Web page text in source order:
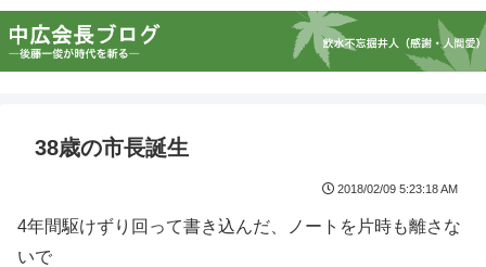
38歳の市長誕生
2018/02/09 5:23:18 AM
4年間駆けずり回って書き込んだ、ノートを片時も離さな
いで